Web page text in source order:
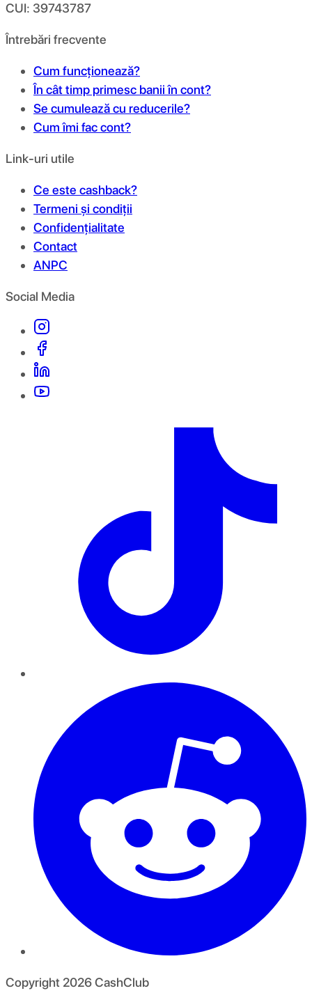
CUI: 39743787
Întrebări frecvente
Cum funcționează?
În cât timp primesc banii în cont?
Se cumulează cu reducerile?
Cum îmi fac cont?
Link-uri utile
Ce este cashback?
Termeni și condiții
Confidențialitate
Contact
ANPC
Social Media
Copyright 2026CashClub